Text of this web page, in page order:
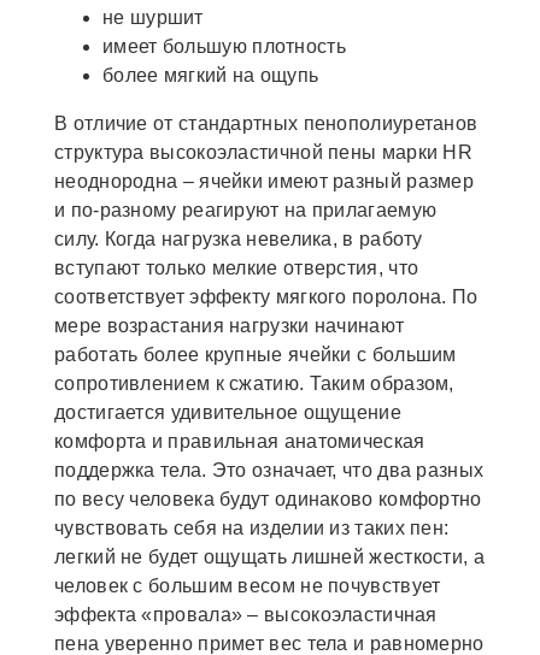
не шуршит
имеет большую плотность
более мягкий на ощупь
В отличие от стандартных пенополиуретанов
структура высокоэластичной пены марки HR
неоднородна – ячейки имеют разный размер
и по-разному реагируют на прилагаемую
силу. Когда нагрузка невелика, в работу
вступают только мелкие отверстия, что
соответствует эффекту мягкого поролона. По
мере возрастания нагрузки начинают
работать более крупные ячейки с большим
сопротивлением к сжатию. Таким образом,
достигается удивительное ощущение
комфорта и правильная анатомическая
поддержка тела. Это означает, что два разных
по весу человека будут одинаково комфортно
чувствовать себя на изделии из таких пен:
легкий не будет ощущать лишней жесткости, а
человек с большим весом не почувствует
эффекта «провала» – высокоэластичная
пена уверенно примет вес тела и равномерно